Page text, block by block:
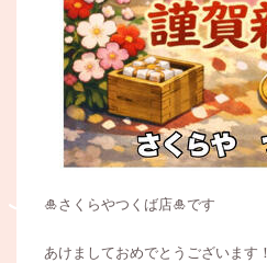
🎍さくらやつくば店🎍です
あけましておめでとうございます！